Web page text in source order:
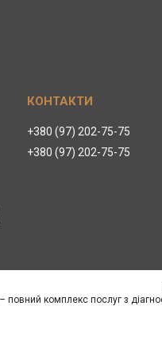
+380 (97) 202-75-75
+380 (97) 202-75-75